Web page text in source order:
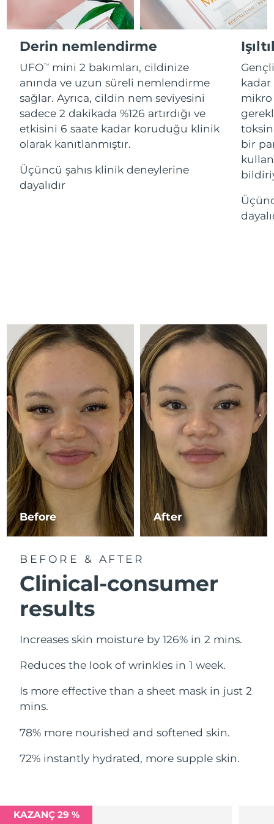
Derin nemlendirme
UFOTM
mini 2 bakımları, cildinize
anında ve uzun süreli nemlendirme
sağlar. Ayrıca, cildin nem seviyesini
sadece 2 dakikada %126 artırdığı ve
etkisini 6 saate kadar koruduğu klinik
olarak kanıtlanmıştır.
Üçüncü şahıs klinik deneylerine
dayalıdır
kadar
mikro
bir
Before After
BEFORE & AFTER
Clinical-consumer
results
Increases skin moisture by 126% in 2 mins.
Reduces the look of wrinkles in 1 week.
Is more effective than a sheet mask in just 2
mins.
78% more nourished and softened skin.
72% instantly hydrated, more supple skin.
KAZANÇ 29 %
For healthy hair
18% PAP
Kozmetik ürünleri Erkekler
Tüm Ürünler
FOREO APP
HAKKINDA
Tahmini teslim tarihi 8/14/26
İtalya Tahmini teslim tarihi 8/10/26
Japonya Tahmini teslim tarihi 8/13/26
Jersey Tahmini teslim tarihi 8/15/26
Kazakistan Tahmini teslim tarihi 8/12/26
8/10/26
Letonya
8/11/26
Malezya Tahmini teslim tarihi 8/13/26
Malta Tahmini teslim tarihi 8/10/26
Meksika Tahmini teslim tarihi8/14/26
Monako Tahmini teslim tarihi 8/11/26
Hollanda Tahmini teslim tarihi 8/10/26
Yeni Zelanda Tahmini teslim tarihi 8/10/26
Norveç Tahmini teslim tarihi 8/10/26
Umman Tahmini teslim tarihi 8/13/26
Filipinler
Polonya Tahmini teslim tarihi
Portekiz
Tahmini teslim tarihi
Reunion
Romanya Tahmini teslim tarihi8/10/26
Rusya Tahmini teslim tarihi8/18/26
Singapur